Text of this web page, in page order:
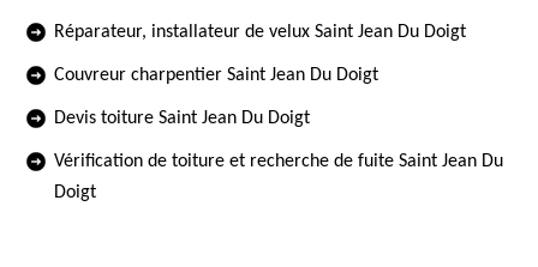
Réparateur, installateur de velux Saint Jean Du Doigt
Couvreur charpentier Saint Jean Du Doigt
Devis toiture Saint Jean Du Doigt
Vérification de toiture et recherche de fuite Saint Jean Du
Doigt